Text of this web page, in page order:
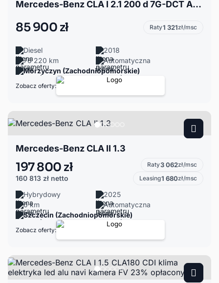
Mercedes-Benz CLA I 2.1 200 d 7G-DCT AMG Line
85 900 zł Raty1 321zł/msc
Diesel
2018
76 220 km
Automatyczna
Morzyczyn (Zachodniopomorskie)
Zobacz oferty:
Mercedes-Benz CLA II 1.3
197 800 zł
160 813 zł netto
Raty3 062zł/msc
Leasing1 680zł/msc
Hybrydowy
2025
0 km
Automatyczna
Szczecin (Zachodniopomorskie)
Zobacz oferty: